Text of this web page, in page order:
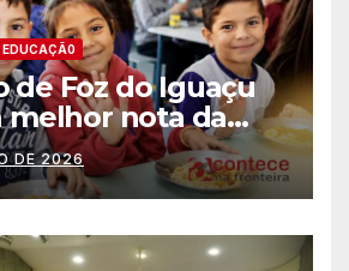
EDUCAÇÃ0
de Foz do Iguaçu
melhor nota da
IDEB
DE 2026